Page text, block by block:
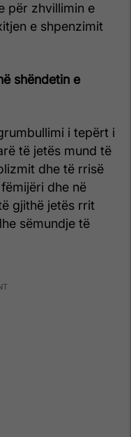
për zhvillimin e
e shpenzimit
shëndetin e
i tepërt i
të jetës mund të
dhe të rrisë
dhe në
gjithë jetës rrit
sëmundje të